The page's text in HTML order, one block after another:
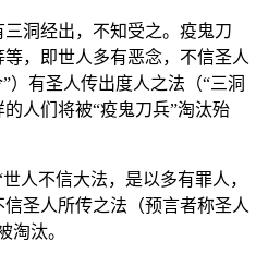
洞经出，不知受之。疫鬼刀
，即世人多有恶念，不信圣人
）有圣人传出度人之法（“三洞
人们将被“疫鬼刀兵”淘汰殆
人不信大法，是以多有罪人，
圣人所传之法（预言者称圣人
淘汰。